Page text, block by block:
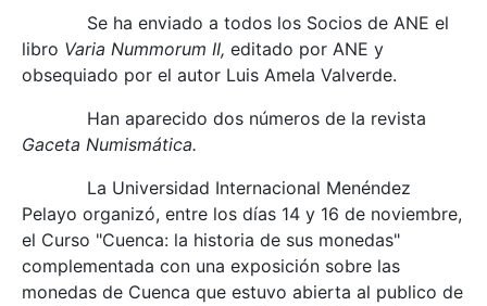
Se ha enviado a todos los Socios de ANE el
libro Varia Nummorum II, editado por ANE y
obsequiado por el autor Luis Amela Valverde.
Han aparecido dos números de la revista
Gaceta Numismática.
La Universidad Internacional Menéndez
Pelayo organizó, entre los días 14 y 16 de noviembre,
el Curso "Cuenca: la historia de sus monedas"
complementada con una exposición sobre las
monedas de Cuenca que estuvo abierta al publico de